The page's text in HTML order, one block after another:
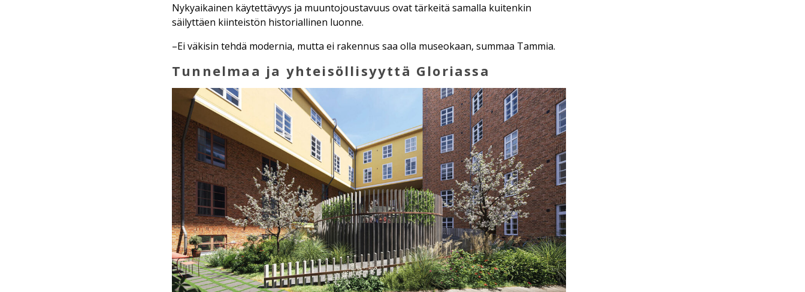
Nykyaikainen käytettävyys ja muuntojoustavuus ovat tärkeitä samalla kuitenkin
säilyttäen kiinteistön historiallinen luonne.
–Ei väkisin tehdä modernia, mutta ei rakennus saa olla museokaan, summaa Tammia.
Tunnelmaa ja yhteisöllisyyttä Gloriassa